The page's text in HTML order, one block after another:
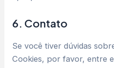
6. Contato
Se você tiver dúvidas
Cookies, por favor, entre